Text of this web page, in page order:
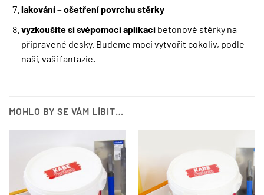
lakování – ošetření povrchu stěrky
vyzkoušíte si svépomoci aplikaci betonové stěrky na
připravené desky. Budeme moci vytvořit cokoliv, podle
naší, vaší fantazie.
MOHLO BY SE VÁM LÍBIT…